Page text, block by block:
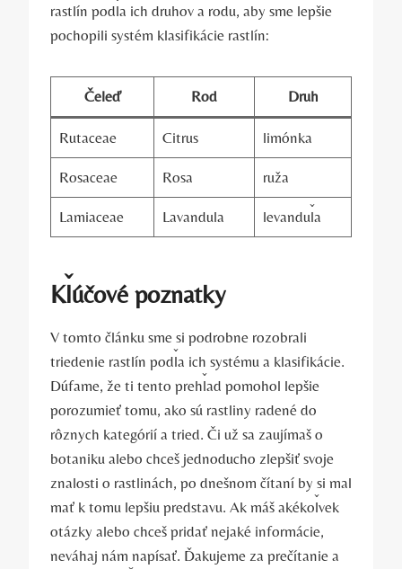
rastlín podľa ich druhov a rodu, aby sme lepšie
pochopili systém klasifikácie rastlín:
Čeleď Rod Druh
Rutaceae Citrus limónka
Rosaceae Rosa ruža
Lamiaceae Lavandula levanduľa
Kľúčové poznatky
V tomto článku sme si podrobne rozobrali
triedenie rastlín podľa ich systému a klasifikácie.
Dúfame, že ti tento prehľad pomohol lepšie
porozumieť tomu, ako sú rastliny radené do
rôznych kategórií a tried. Či už sa zaujímaš o
botaniku alebo chceš jednoducho zlepšiť svoje
znalosti o rastlinách, po dnešnom čítaní by si mal
mať k tomu lepšiu predstavu. Ak máš akékoľvek
otázky alebo chceš pridať nejaké informácie,
neváhaj nám napísať. Ďakujeme za prečítanie a